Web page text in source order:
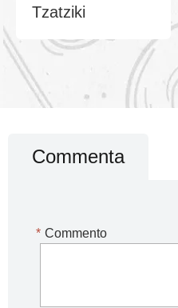
Tzatziki
Commenta
Commento
*